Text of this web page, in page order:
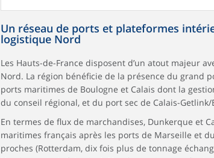
Un réseau de ports et plateformes
logistique Nord
Les Hauts-de-France disposent d’un atout majeur
Nord. La région bénéficie de la présence du grand
ports maritimes de Boulogne et Calais dont la
du conseil régional, et du port sec de Calais-
En termes de flux de marchandises, Dunkerque et
maritimes français après les ports de Marseille et
proches (Rotterdam, dix fois plus de tonnage